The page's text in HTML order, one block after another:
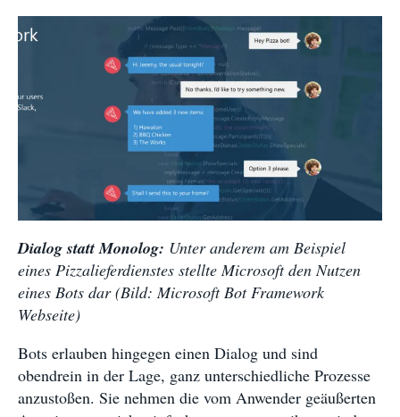
Dialog statt Monolog: Unter anderem am Beispiel
eines Pizzalieferdienstes stellte Microsoft den Nutzen
eines Bots dar (Bild: Microsoft Bot Framework
Webseite)
Bots erlauben hingegen einen Dialog und sind
obendrein in der Lage, ganz unterschiedliche Prozesse
anzustoßen. Sie nehmen die vom Anwender geäußerten